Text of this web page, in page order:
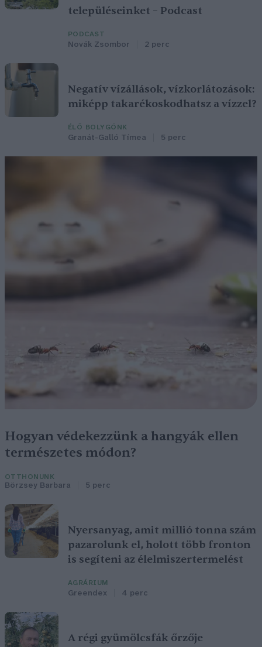
településeinket – Podcast
PODCAST
Novák Zsombor 2 perc
Negatív vízállások, vízkorlátozások:
miképp takarékoskodhatsz a vízzel?
ÉLŐ BOLYGÓNK
Granát-Galló Tímea 5 perc
Hogyan védekezzünk a hangyák ellen
természetes módon?
OTTHONUNK
Börzsey Barbara 5 perc
Nyersanyag, amit millió tonna szám
pazarolunk el, holott több fronton
is segíteni az élelmiszertermelést
AGRÁRIUM
Greendex 4 perc
A régi gyümölcsfák őrzője